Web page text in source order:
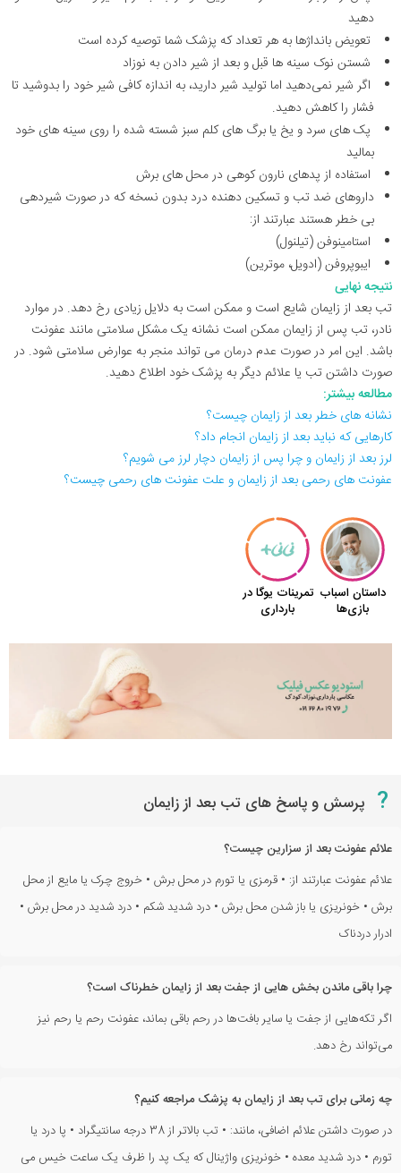
دهید
تعویض بانداژها به هر تعداد که پزشک شما توصیه کرده است
شستن نوک سینه ها قبل و بعد از شیر دادن به نوزاد
اگر شیر نمی‌دهید اما تولید شیر دارید، به اندازه کافی شیر خود را بدوشید تا
فشار را کاهش دهید.
پک های سرد و یخ یا برگ های کلم سبز شسته شده را روی سینه های خود
بمالید
استفاده از پدهای نارون کوهی در محل های برش
داروهای ضد تب و تسکین دهنده درد بدون نسخه که در صورت شیردهی
بی خطر هستند عبارتند از:
استامینوفن (تیلنول)
ایبوپروفن (ادویل، موترین)
نتیجه نهایی
تب بعد از زایمان شایع است و ممکن است به دلایل زیادی رخ دهد. در موارد
نادر، تب پس از زایمان ممکن است نشانه یک مشکل سلامتی مانند عفونت
باشد. این امر در صورت عدم درمان می تواند منجر به عوارض سلامتی شود. در
صورت داشتن تب یا علائم دیگر به پزشک خود اطلاع دهید.
مطالعه بیشتر:
نشانه های خطر بعد از زایمان چیست؟
کارهایی که نباید بعد از زایمان انجام داد؟
لرز بعد از زایمان و چرا پس از زایمان دچار لرز می شویم؟
عفونت های رحمی بعد از زایمان و علت عفونت های رحمی چیست؟
? پرسش و پاسخ های تب بعد از زایمان
علائم عفونت بعد از سزارین چیست؟
علائم عفونت عبارتند از: • قرمزی یا تورم در محل برش • خروج چرک یا مایع از محل
برش • خونریزی یا باز شدن محل برش • درد شدید شکم • درد شدید در محل برش •
ادرار دردناک
چرا باقی ماندن بخش هایی از جفت بعد از زایمان خطرناک است؟
اگر تکه‌هایی از جفت یا سایر بافت‌ها در رحم باقی بماند، عفونت رحم یا رحم نیز
می‌تواند رخ دهد.
چه زمانی برای تب بعد از زایمان به پزشک مراجعه کنیم؟
در صورت داشتن علائم اضافی، مانند: • تب بالاتر از 38 درجه سانتیگراد • پا درد یا
تورم • درد شدید معده • خونریزی واژینال که یک پد را ظرف یک ساعت خیس می